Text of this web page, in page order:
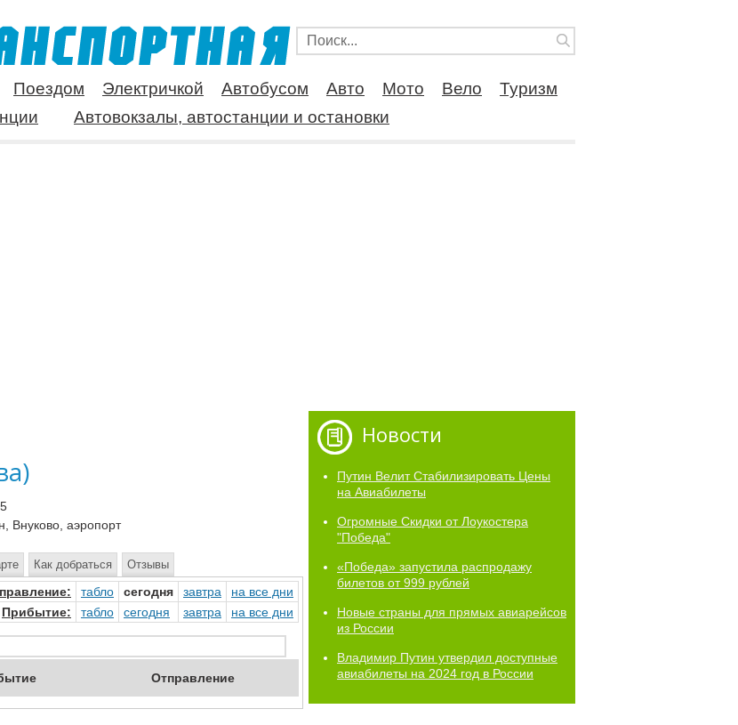
Поездом Электричкой Автобусом Авто Мото Вело
Туризм
Автовокзалы, автостанции и остановки
Внуково, аэропорт
ление: табло сегодня завтра на все дни
Прибытие: табло сегодня завтра на все дни
ытие Отправление
Как добраться Отзывы
Новости
Путин Велит Стабилизировать Цены
на Авиабилеты
Огромные Скидки от Лоукостера
"Победа"
«Победа» запустила распродажу
билетов от 999 рублей
Новые страны для прямых авиарейсов
из России
Владимир Путин утвердил доступные
авиабилеты на 2024 год в России